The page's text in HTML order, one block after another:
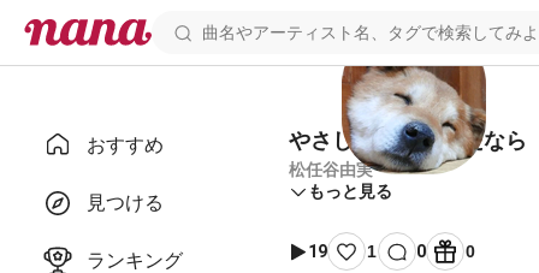
おすすめ
見つける
ランキング
やさしさに包まれたなら
松任谷由実
もっと見る
19 1 0 0